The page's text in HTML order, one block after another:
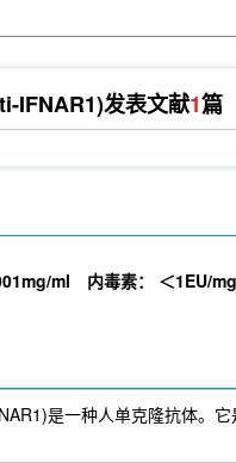
IFNAR1)发表文献1篇
ml 内毒素： ＜1EU/mg
是一种人单克隆抗体。